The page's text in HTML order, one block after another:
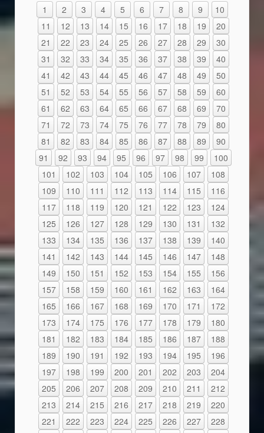
1 2 3 4 5 6 7 8 9
10
11
12 13 14 15 16 17 18 19
20
21
22 23 24 25 26 27 28 29
30
31
32 33 34 35 36 37 38 39
40
41
42 43 44 45 46 47 48 49
50
51
52 53 54 55 56 57 58 59
60
61
62 63 64 65 66 67 68 69
70
71
72 73 74 75 76 77 78 79
80
81
82 83 84 85 86 87 88 89
90
91
92 93 94 95 96 97 98 99
100
101
102 103 104 105 106 107
108
109
110 111 112 113 114 115
116
117
118 119 120 121 122 123
124
125
126 127 128 129 130 131
132
133
134 135 136 137 138 139
140
141
142 143 144 145 146 147
148
149
150 151 152 153 154 155
156
157
158 159 160 161 162 163
164
165
166 167 168 169 170 171
172
173
174 175 176 177 178 179
180
181
182 183 184 185 186 187
188
189
190 191 192 193 194 195
196
197
198 199 200 201 202 203
204
205
206 207 208 209 210 211
212
213
214 215 216 217 218 219
220
221
222 223 224 225 226 227
228